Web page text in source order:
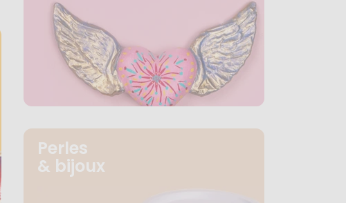
Perles
& bijoux